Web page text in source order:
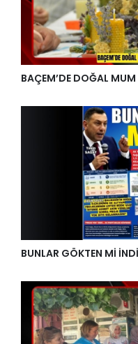
BAÇEM’DE DOĞAL
BUNLAR GÖKTEN Mİ